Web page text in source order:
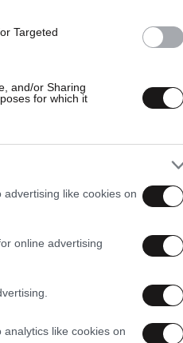
Targeted
and/or Sharing
for which it
like cookies on
online advertising
like cookies on